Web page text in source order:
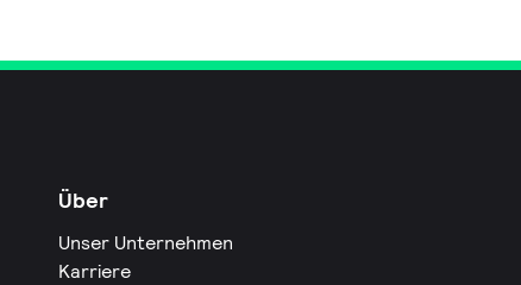
Über
Unser Unternehmen
Karriere